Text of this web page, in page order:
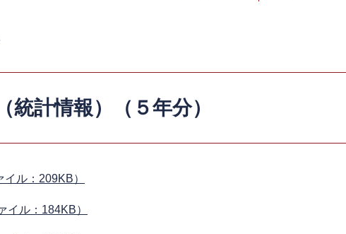
統計情報）（５年分）
ル：209KB）
イル：184KB）